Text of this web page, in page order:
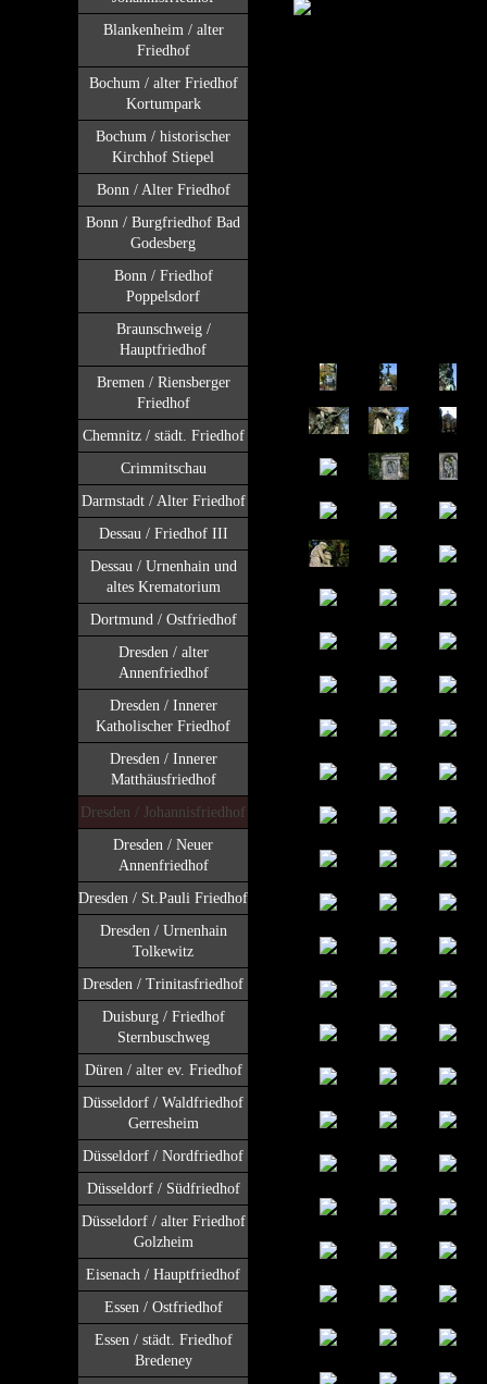
Blankenheim / alter
Friedhof
Bochum / alter Friedhof
Kortumpark
Bochum / historischer
Kirchhof Stiepel
Bonn / Alter Friedhof
Bonn / Burgfriedhof Bad
Godesberg
Bonn / Friedhof
Poppelsdorf
Braunschweig /
Hauptfriedhof
Bremen / Riensberger
Friedhof
Chemnitz / städt. Friedhof
Crimmitschau
Darmstadt / Alter Friedhof
Dessau / Friedhof III
Dessau / Urnenhain und
altes Krematorium
Dortmund / Ostfriedhof
Dresden / alter
Annenfriedhof
Dresden / Innerer
Katholischer Friedhof
Dresden / Innerer
Matthäusfriedhof
Dresden / Johannisfriedhof
Dresden / Neuer
Annenfriedhof
Dresden / St.Pauli Friedhof
Dresden / Urnenhain
Tolkewitz
Dresden / Trinitasfriedhof
Duisburg / Friedhof
Sternbuschweg
Düren / alter ev. Friedhof
Düsseldorf / Waldfriedhof
Gerresheim
Düsseldorf / Nordfriedhof
Düsseldorf / Südfriedhof
Düsseldorf / alter Friedhof
Golzheim
Eisenach / Hauptfriedhof
Essen / Ostfriedhof
Essen / städt. Friedhof
Bredeney